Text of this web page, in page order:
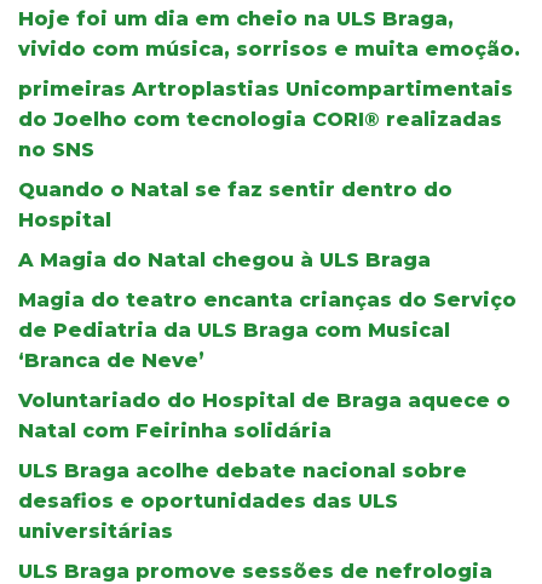
Hoje foi um dia em cheio na ULS Braga,
vivido com música, sorrisos e muita emoção.
primeiras Artroplastias Unicompartimentais
do Joelho com tecnologia CORI® realizadas
no SNS
Quando o Natal se faz sentir dentro do
Hospital
A Magia do Natal chegou à ULS Braga
Magia do teatro encanta crianças do Serviço
de Pediatria da ULS Braga com Musical
‘Branca de Neve’
Voluntariado do Hospital de Braga aquece o
Natal com Feirinha solidária
ULS Braga acolhe debate nacional sobre
desafios e oportunidades das ULS
universitárias
ULS Braga promove sessões de nefrologia